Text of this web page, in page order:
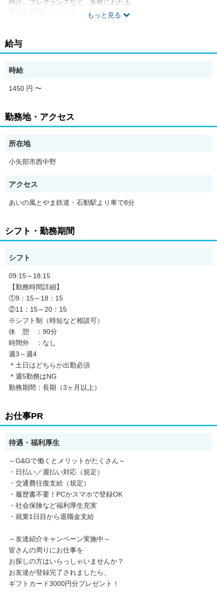
もっと見る
時計、フレグランスなど、多岐にわたる
品質やデザイン性に優れた商品を
＊＊＊＊＊＊＊＊＊＊＊＊＊＊＊＊＊＊
～業務内容～
・販売、接客
・商品ディスプレイ
・棚卸
・店内清掃 など
慣れてきたら時計のバンド調整や
修理の受付もしていただきます。
・時給1450円以上欲しい！
・扶養内で働きたい！
まずはお気軽にお問い合わせください！！
＊制服貸与＊
ラクラク勤務！！
【求人のポイント】
・残業なし
・交通費支給
・副業・WワークOK
・長期
・フリーター歓迎
・バイク通勤OK
・学歴不問
・車通勤OK
・週払いOK
・社会保険完備
・禁煙・分煙
・シフト制
給与
時給
1450 円 〜
勤務地・アクセス
所在地
小矢部市西中野
アクセス
あいの風とやま鉄道・石動駅より車で8分
シフト・勤務期間
シフト
09:15～18:15
【勤務時間詳細】
①9：15～18：15
②11：15～20：15
※シフト制（時短など相談可）
休 憩 ：90分
時間外 ：なし
週3～週4
＊土日はどちらか出勤必須
＊週5勤務はNG
勤務期間：長期（3ヶ月以上）
お仕事PR
待遇・福利厚生
～G&Gで働くとメリットがたくさん～
・日払い／週払い対応（規定）
・交通費往復支給（規定）
・履歴書不要！PCかスマホで登録OK
・社会保険など福利厚生充実
・就業1日目から退職金支給
～友達紹介キャンペーン実施中～
皆さんの周りにお仕事を
お探しの方はいらっしゃいませんか？
お友達が登録完了されましたら、
ギフトカード3000円分プレゼント！